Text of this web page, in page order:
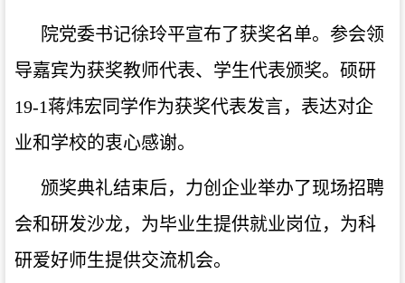
院党委书记徐玲平宣布了获奖名单。参会领
导嘉宾为获奖教师代表、学生代表颁奖。硕研
19-1蒋炜宏同学作为获奖代表发言，表达对企
业和学校的衷心感谢。
颁奖典礼结束后，力创企业举办了现场招聘
会和研发沙龙，为毕业生提供就业岗位，为科
研爱好师生提供交流机会。